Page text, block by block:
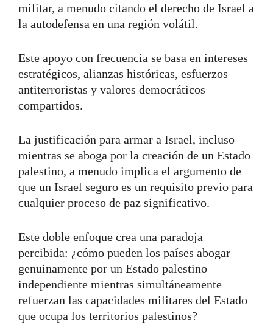
militar, a menudo citando el derecho de Israel a
la autodefensa en una región volátil.
Este apoyo con frecuencia se basa en intereses
estratégicos, alianzas históricas, esfuerzos
antiterroristas y valores democráticos
compartidos.
La justificación para armar a Israel, incluso
mientras se aboga por la creación de un Estado
palestino, a menudo implica el argumento de
que un Israel seguro es un requisito previo para
cualquier proceso de paz significativo.
Este doble enfoque crea una paradoja
percibida: ¿cómo pueden los países abogar
genuinamente por un Estado palestino
independiente mientras simultáneamente
refuerzan las capacidades militares del Estado
que ocupa los territorios palestinos?